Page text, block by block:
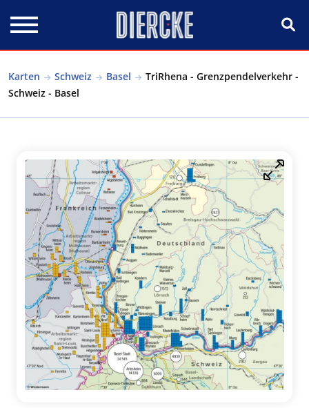
Karten Schweiz Basel
TriRhena - Grenzpendelverkehr -
Schweiz - Basel